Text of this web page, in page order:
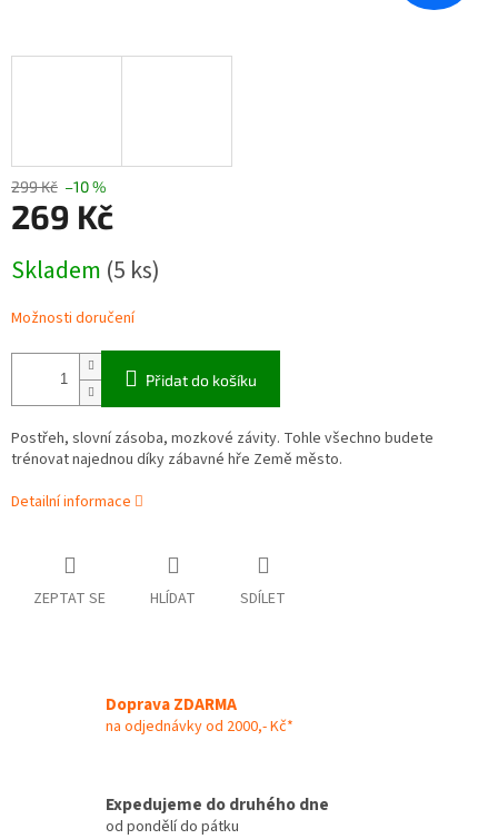
299 Kč –10 %
269 Kč
cena:
Skladem (5 ks)
Možnosti doručení
Přidat do košíku
Postřeh, slovní zásoba, mozkové závity. Tohle všechno budete
trénovat najednou díky zábavné hře Země město.
Detailní informace
ZEPTAT SE HLÍDAT SDÍLET
Doprava ZDARMA
na odjednávky od 2000,- Kč*
Expedujeme do druhého dne
od pondělí do pátku